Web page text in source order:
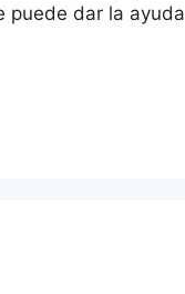
puede dar la ayuda